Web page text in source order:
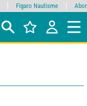
Figaro Nautisme